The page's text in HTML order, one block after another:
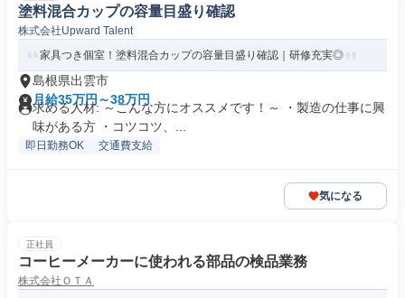
塗料混合カップの容量目盛り確認
株式会社Upward Talent
家具つき個室！塗料混合カップの容量目盛り確認｜研修充実◎
島根県出雲市
月給35万円～38万円
求める人材: ～こんな方にオススメです！～ ・製造の仕事に興
味がある方 ・コツコツ、...
即日勤務OK 交通費支給
気になる
正社員
コーヒーメーカーに使われる部品の検品業務
株式会社ＯＴＡ